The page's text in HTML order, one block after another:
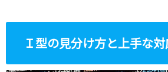
Ｉ型の見分け方と上手な